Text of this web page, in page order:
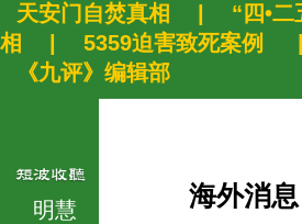
天安门自焚真相
“四•
相
5359迫害致死案例
《九评》编辑部
明慧 海外消息